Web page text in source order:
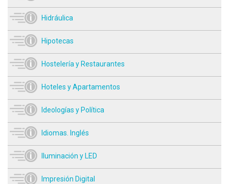
Hidráulica
Hipotecas
Hostelería y Restaurantes
Hoteles y Apartamentos
Ideologías y Política
Idiomas. Inglés
Iluminación y LED
Impresión Digital